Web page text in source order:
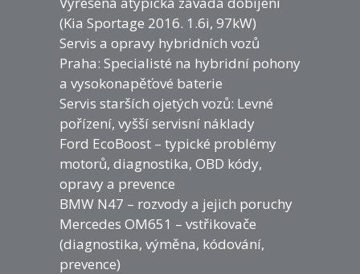
(Kia Sportage 2016. 1.6i, 97kW)
Servis a opravy hybridních vozů
Praha: Specialisté na hybridní pohony
a vysokonapěťové baterie
Servis starších ojetých vozů: Levné
pořízení, vyšší servisní náklady
Ford EcoBoost – typické problémy
motorů, diagnostika, OBD kódy,
opravy a prevence
BMW N47 – rozvody a jejich poruchy
Mercedes OM651 – vstřikovače
(diagnostika, výměna, kódování,
prevence)